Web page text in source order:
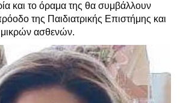
και το όραμα της θα συμβάλλουν
της Παιδιατρικής Επιστήμης και
ασθενών.